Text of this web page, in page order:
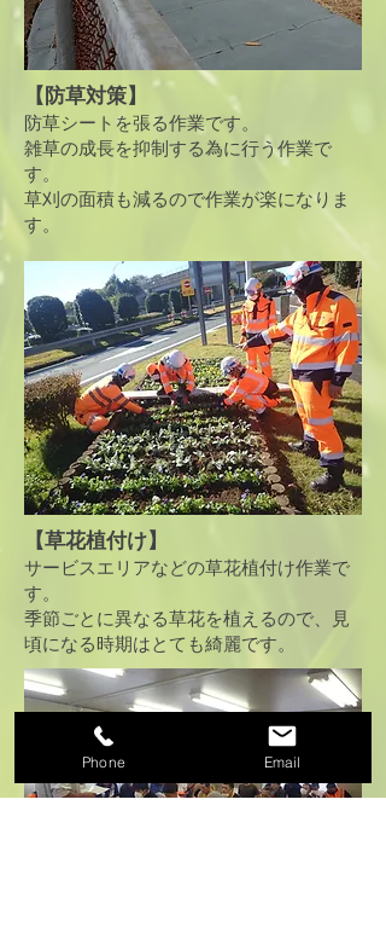
【防草対策】
防草シートを張る作業です。
雑草の成長を抑制する為に行う作業で
す。
​草刈の面積も減るので作業が楽になりま
す。
【草花植付け】
サービスエリアなどの草花植付け作業で
す。
​季節ごとに異なる草花を植えるので、見
頃になる時期はとても綺麗です。
Phone Email